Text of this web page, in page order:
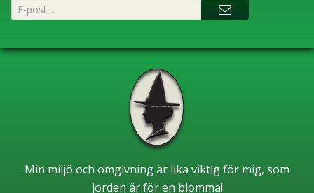
Min miljö och omgivning är lika viktig för mig, som
jorden är för en blomma!